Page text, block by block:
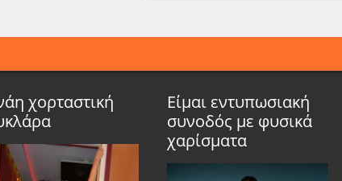
χορταστική
Είμαι εντυπωσιακή
συνοδός με φυσικά
χαρίσματα